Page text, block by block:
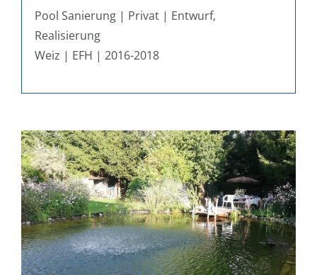
Pool Sanierung | Privat | Entwurf,
Realisierung
Weiz | EFH | 2016-2018